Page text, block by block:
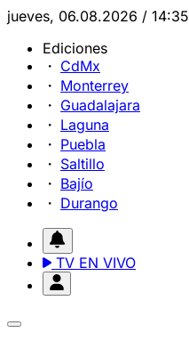
jueves, 06.08.2026 / 14:35
Ediciones
CdMx
Monterrey
Guadalajara
Laguna
Puebla
Saltillo
Bajío
Durango
TV EN VIVO